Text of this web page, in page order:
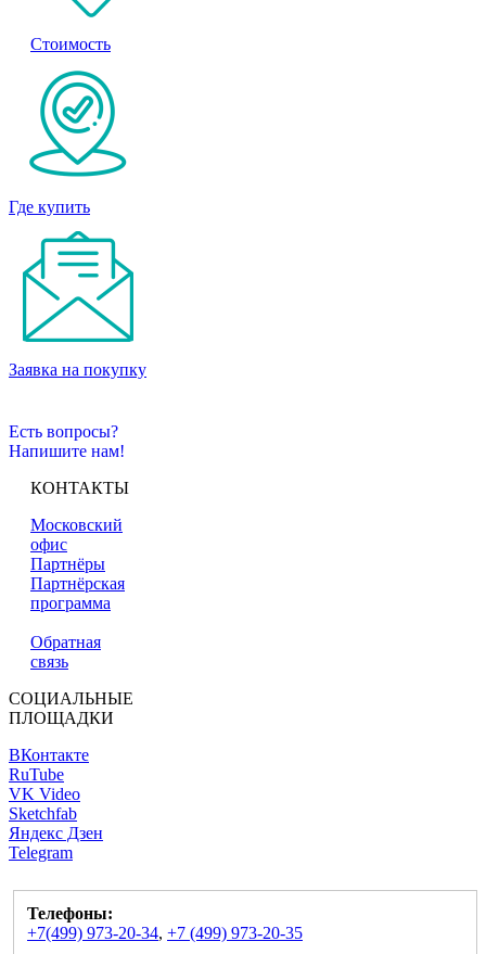
Стоимость
Где купить
Заявка на покупку
Есть вопросы?
Напишите нам!
КОНТАКТЫ
Московский
офис
Партнёры
Партнёрская
программа
Обратная
связь
СОЦИАЛЬНЫЕ
ПЛОЩАДКИ
ВКонтакте
RuTube
VK Video
Sketchfab
Яндекс Дзен
Telegram
Телефоны:
+7(499) 973-20-34, +7 (499) 973-20-35